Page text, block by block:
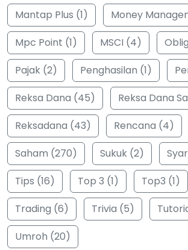
Mantap Plus (1)
Money
Mpc Point (1)
MSCI (4)
Pajak (2)
Penghasilan (1)
Reksa Dana (45)
Reksa Dana
Reksadana (43)
Rencana (4)
Saham (270)
Sukuk (2)
Tips (16)
Top 3 (1)
Top3 (1)
Trading (6)
Trivia (5)
Umroh (20)